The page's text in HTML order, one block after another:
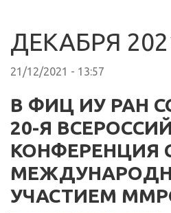
ДЕКАБРЯ
21/12/2021 - 13:57
В ФИЦ ИУ РАН
20-Я
КОНФЕРЕНЦИЯ
УЧАСТИЕМ